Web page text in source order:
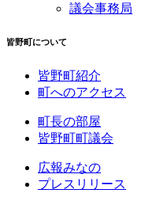
議会事務局
皆野町について
皆野町紹介
町へのアクセス
町長の部屋
皆野町町議会
広報みなの
プレスリリース